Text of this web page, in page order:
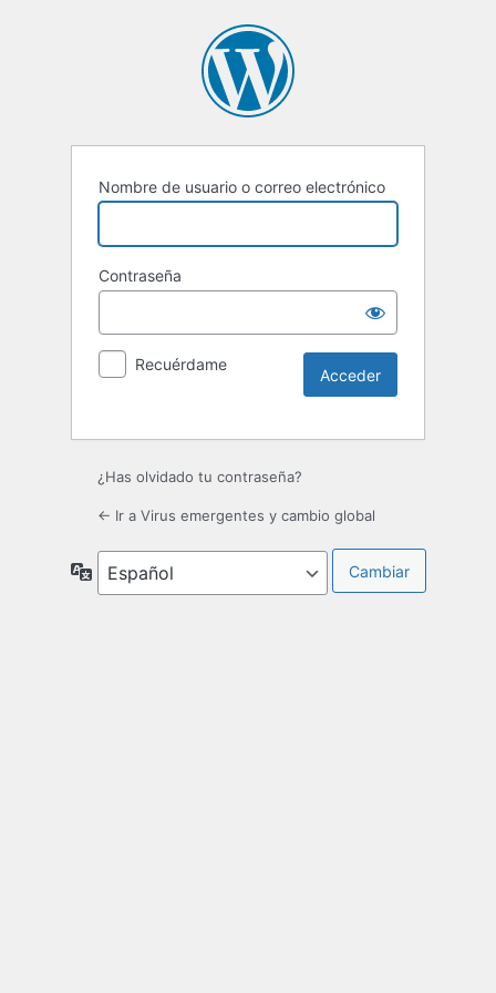
Nombre de usuario o correo electrónico
Contraseña
Recuérdame
¿Has olvidado tu contraseña?
← Ir a Virus emergentes y cambio global
Idioma